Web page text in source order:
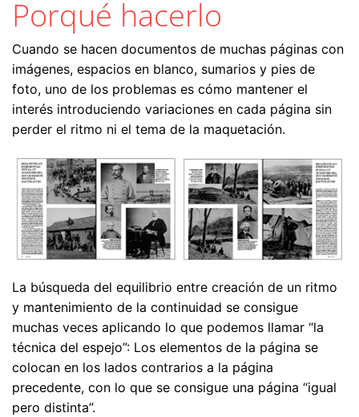
Porqué hacerlo
Cuando se hacen documentos de muchas páginas con
imágenes, espacios en blanco, sumarios y pies de
foto, uno de los problemas es cómo mantener el
interés introduciendo variaciones en cada página sin
perder el ritmo ni el tema de la maquetación.
La búsqueda del equilibrio entre creación de un ritmo
y mantenimiento de la continuidad se consigue
muchas veces aplicando lo que podemos llamar “la
técnica del espejo”: Los elementos de la página se
colocan en los lados contrarios a la página
precedente, con lo que se consigue una página “igual
pero distinta”.